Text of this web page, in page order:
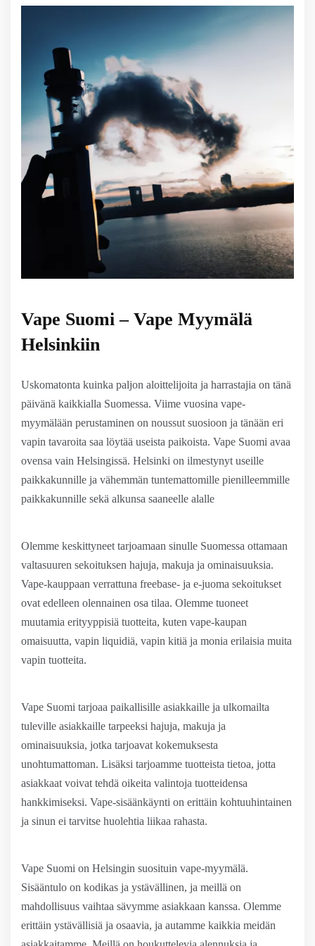
Vape Suomi – Vape Myymälä
Helsinkiin
Uskomatonta kuinka paljon aloittelijoita ja harrastajia on tänä
päivänä kaikkialla Suomessa. Viime vuosina vape-
myymälään perustaminen on noussut suosioon ja tänään eri
vapin tavaroita saa löytää useista paikoista. Vape Suomi avaa
ovensa vain Helsingissä. Helsinki on ilmestynyt useille
paikkakunnille ja vähemmän tuntemattomille pienilleemmille
paikkakunnille sekä alkunsa saaneelle alalle
Olemme keskittyneet tarjoamaan sinulle Suomessa ottamaan
valtasuuren sekoituksen hajuja, makuja ja ominaisuuksia.
Vape-kauppaan verrattuna freebase- ja e-juoma sekoitukset
ovat edelleen olennainen osa tilaa. Olemme tuoneet
muutamia erityyppisiä tuotteita, kuten vape-kaupan
omaisuutta, vapin liquidiä, vapin kitiä ja monia erilaisia muita
vapin tuotteita.
Vape Suomi tarjoaa paikallisille asiakkaille ja ulkomailta
tuleville asiakkaille tarpeeksi hajuja, makuja ja
ominaisuuksia, jotka tarjoavat kokemuksesta
unohtumattoman. Lisäksi tarjoamme tuotteista tietoa, jotta
asiakkaat voivat tehdä oikeita valintoja tuotteidensa
hankkimiseksi. Vape-sisäänkäynti on erittäin kohtuuhintainen
ja sinun ei tarvitse huolehtia liikaa rahasta.
Vape Suomi on Helsingin suosituin vape-myymälä.
Sisääntulo on kodikas ja ystävällinen, ja meillä on
mahdollisuus vaihtaa sävymme asiakkaan kanssa. Olemme
erittäin ystävällisiä ja osaavia, ja autamme kaikkia meidän